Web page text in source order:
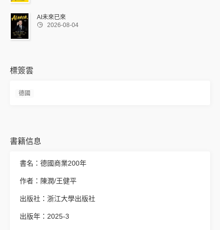
AI未來已來
 2026-08-04
標簽雲
德國
書籍信息
書名：德國商業200年
作者：陳潤/王健平
出版社：浙江大學出版社
出版年：2025-3